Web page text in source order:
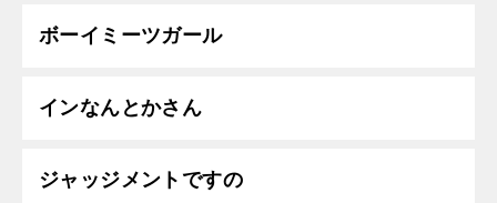
ボーイミーツガール
インなんとかさん
ジャッジメントですの